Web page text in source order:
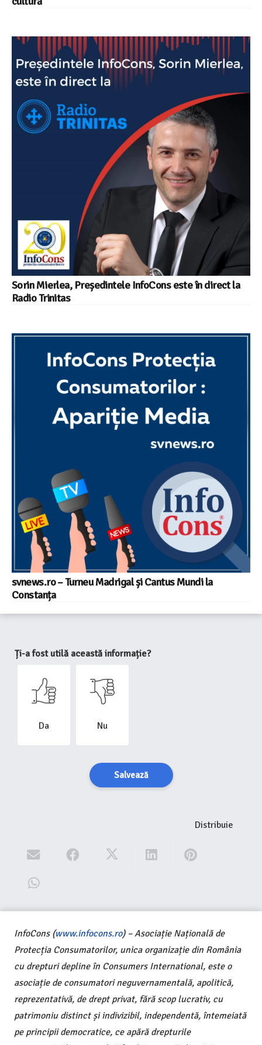
Sorin Mierlea, Președintele InfoCons este în direct la
Radio Trinitas
svnews.ro – Turneu Madrigal și Cantus Mundi la
Constanța
Ți-a fost utilă această informație?
Da Nu
Salvează
Distribuie
InfoCons (www.infocons.ro) – Asociație Națională de
Protecția Consumatorilor, unica organizație din România
cu drepturi depline în Consumers International, este o
asociație de consumatori neguvernamentală, apolitică,
reprezentativă, de drept privat, fără scop lucrativ, cu
patrimoniu distinct și indivizibil, independentă, întemeiată
pe principii democratice, ce apără drepturile